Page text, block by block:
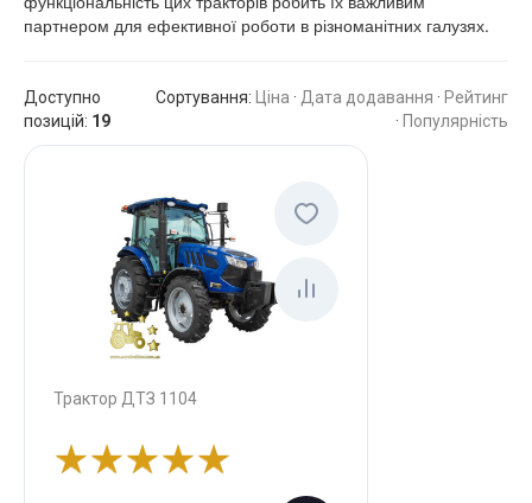
партнером для ефективної роботи в різноманітних галузях.
Доступно
позицій: 19
Сортування: Ціна · Дата додавання · Рейтинг
· Популярність
Трактор ДТЗ 1104